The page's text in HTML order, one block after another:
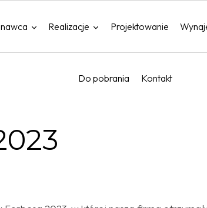
Realizacje Projektowanie
Do pobrania Kontakt